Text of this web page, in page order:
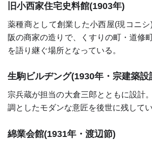
旧小西家住宅史料館(1903年)
薬種商として創業した小西屋(現コニ
阪の商家の造りで、くすりの町・道修
を語り継ぐ場所となっている。
生駒ビルヂング(1930年・宗建築設
宗兵蔵が担当の大倉三郎とともに設計
調としたモダンな意匠を後世に残してい
綿業会館(1931年・渡辺節)